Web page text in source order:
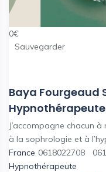
0€
Sauvegarder
Baya Fourgeaud
Hypnothérapeute
J’accompagne chacun
à la sophrologie et à
France 0618022708
Hypnothérapeute